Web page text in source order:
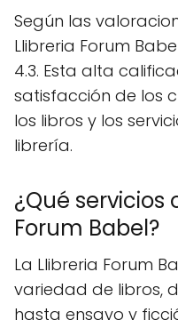
Según las
Llibreria Forum
4.3. Esta alta
satisfacción de los
los libros y los
librería.
¿Qué servicios
Forum Babel?
La Llibreria Forum
variedad de libros,
hasta ensayo y